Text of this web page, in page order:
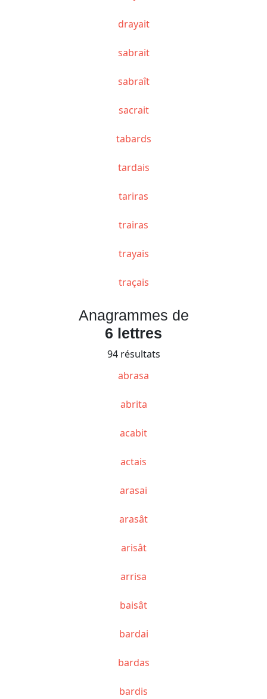
drayait
sabrait
sabraît
sacrait
tabards
tardais
tariras
trairas
trayais
traçais
Anagrammes de
6 lettres
94 résultats
abrasa
abrita
acabit
actais
arasai
arasât
arisât
arrisa
baisât
bardai
bardas
bardis